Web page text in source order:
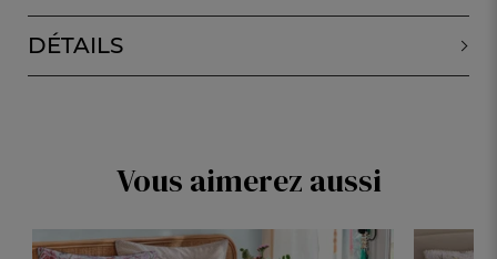
DÉTAILS
Vous aimerez aussi